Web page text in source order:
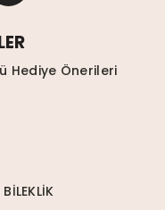
Hediye Önerileri